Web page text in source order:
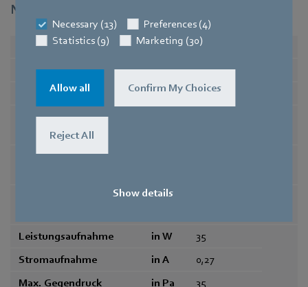
Necessary (13)
Preferences (4)
Statistics (9)
Marketing (30)
Allow all Confirm My Choices
Reject All
Show details
Nenndaten
Phase 1~
Spannungsart
AC
Nennspannung
in V 230
Frequenz
Art der Datenfestlegung
in
Leistungsaufnahme in W
35
Stromaufnahme
in A
0,27
Max. Gegendruck
in Pa
35